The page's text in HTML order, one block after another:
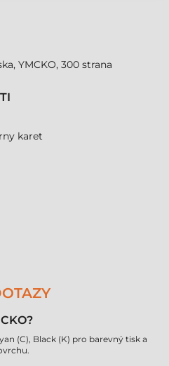
YMCKO, 300 strana
karet
(C), Black (K) pro barevný tisk a